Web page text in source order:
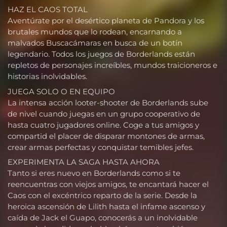
HAZ EL CAOS TOTAL
Aventúrate por el desértico planeta de Pandora y los
brutales mundos que lo rodean, encarnando a
malvados Buscacámaras en busca de un botín
legendario. Todos los juegos de Borderlands están
repletos de personajes increíbles, mundos traicioneros e
historias inolvidables.
JUEGA SOLO O EN EQUIPO
La intensa acción looter-shooter de Borderlands sube
de nivel cuando juegas en un grupo cooperativo de
hasta cuatro jugadores online. Coge a tus amigos y
compartid el placer de disparar montones de armas,
crear armas perfectas y conquistar temibles jefes.
EXPERIMENTA LA SAGA HASTA AHORA
Tanto si eres nuevo en Borderlands como si te
reencuentras con viejos amigos, te encantará hacer el
Caos con el excéntrico reparto de la serie. Desde la
heroica ascensión de Lilith hasta el infame ascenso y
caída de Jack el Guapo, conocerás a un inolvidable